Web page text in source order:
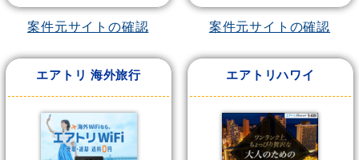
案件元サイトの確認 案件元サイトの確認
エアトリ 海外旅行 エアトリハワイ